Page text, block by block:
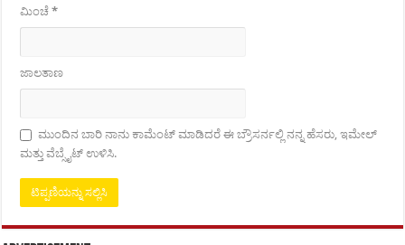
ಮಿಂಚೆ*
ಜಾಲತಾಣ
ಮುಂದಿನ ಬಾರಿ ನಾನು ಕಾಮೆಂಟ್ ಮಾಡಿದರೆ ಈ ಬ್ರೌಸರ್ನಲ್ಲಿ ನನ್ನ ಹೆಸರು, ಇಮೇಲ್
ಮತ್ತು ವೆಬ್ಸೈಟ್ ಉಳಿಸಿ.